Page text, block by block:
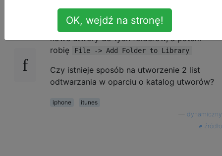
Mam 2 foldery, jeden o nazwie „Ambient” i
jeden o nazwie „Dance”, czasami dodam
nowe utwory do tych folderów, a potem
robię
File -> Add Folder to Library
Czy istnieje sposób na utworzenie 2 list
odtwarzania w oparciu o katalog utworów?
iphone
itunes
dynamiczny
źródło
OK, wejdź na stronę!